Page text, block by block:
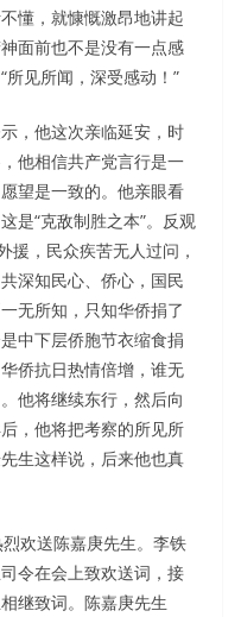
懂，就慷慨激昂地讲起
面前也不是没有一点感
见所闻，深受感动！”
，他这次亲临延安，时
他相信共产党言行是一
望是一致的。他亲眼看
是“克敌制胜之本”。反观
援，民众疾苦无人过问，
深知民心、侨心，国民
无所知，只知华侨捐了
中下层侨胞节衣缩食捐
侨抗日热情倍增，谁无
他将继续东行，然后向
，他将把考察的所见所
生这样说，后来他也真
欢送陈嘉庚先生。李铁
令在会上致欢送词，接
继致词。陈嘉庚先生